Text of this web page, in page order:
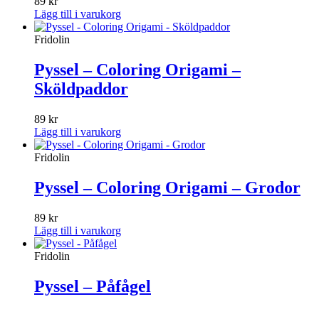
Lägg till i varukorg
Fridolin
Pyssel – Coloring Origami –
Sköldpaddor
89 kr
Lägg till i varukorg
Fridolin
Pyssel – Coloring Origami – Grodor
89 kr
Lägg till i varukorg
Fridolin
Pyssel – Påfågel